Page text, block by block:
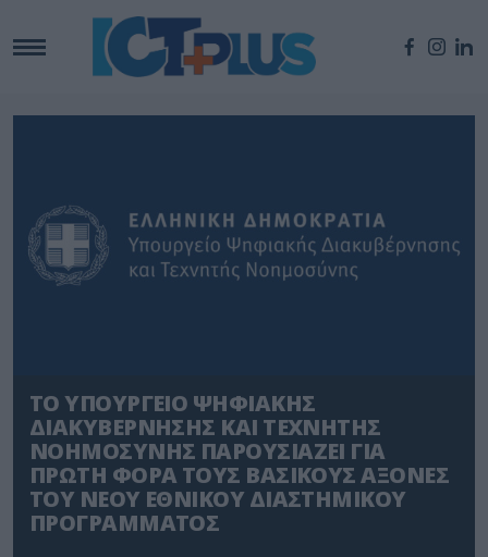
ΤΟ ΥΠΟΥΡΓΕΙΟ ΨΗΦΙΑΚΗΣ
ΔΙΑΚΥΒΕΡΝΗΣΗΣ ΚΑΙ ΤΕΧΝΗΤΗΣ
ΝΟΗΜΟΣΥΝΗΣ ΠΑΡΟΥΣΙΑΖΕΙ ΓΙΑ
ΠΡΩΤΗ ΦΟΡΑ ΤΟΥΣ ΒΑΣΙΚΟΥΣ ΑΞΟΝΕΣ
ΤΟΥ ΝΕΟΥ ΕΘΝΙΚΟΥ ΔΙΑΣΤΗΜΙΚΟΥ
ΠΡΟΓΡΑΜΜΑΤΟΣ